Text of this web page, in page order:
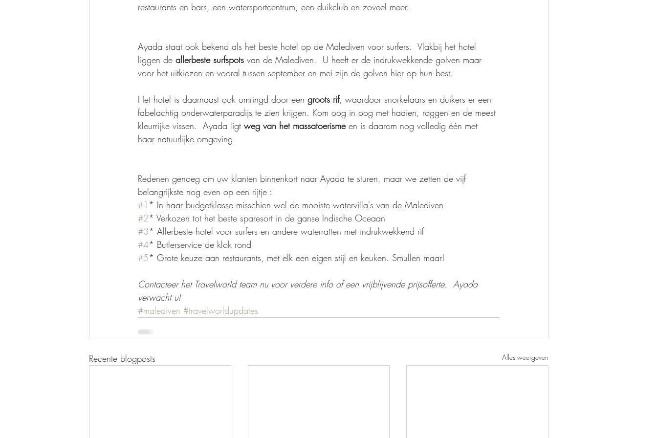
restaurants en bars, een watersportcentrum, een duikclub en zoveel meer.
Ayada staat ook bekend als het beste hotel op de Malediven voor surfers.  Vlakbij het hotel
liggen de allerbeste surfspots van de Malediven.  U heeft er de indrukwekkende golven maar
voor het uitkiezen en vooral tussen september en mei zijn de golven hier op hun best.
Het hotel is daarnaast ook omringd door een groots rif, waardoor snorkelaars en duikers er een
fabelachtig onderwaterparadijs te zien krijgen. Kom oog in oog met haaien, roggen en de meest
kleurrijke vissen.  Ayada ligt weg van het massatoerisme en is daarom nog volledig één met
haar natuurlijke omgeving.
Redenen genoeg om uw klanten binnenkort naar Ayada te sturen, maar we zetten de vijf
belangrijkste nog even op een rijtje :
#1 * In haar budgetklasse misschien wel de mooiste watervilla's van de Malediven
#2* Verkozen tot het beste sparesort in de ganse Indische Oceaan
#3* Allerbeste hotel voor surfers en andere waterratten met indrukwekkend rif
#4* Butlerservice de klok rond
#5* Grote keuze aan restaurants, met elk een eigen stijl en keuken. Smullen maar!
Contacteer het Travelworld team nu voor verdere info of een vrijblijvende prijsofferte.  Ayada
verwacht u!
#malediven #travelworldupdates
Recente blogposts Alles weergeven